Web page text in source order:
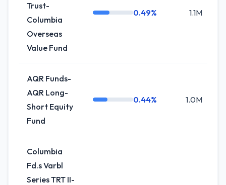
Trust-
Columbia
Overseas
Value Fund
0.49% 1.1M
AQR Funds-
AQR Long-
Short Equity
Fund
0.44% 1.0M
Columbia
Fd.s Varbl
Series TRT II-